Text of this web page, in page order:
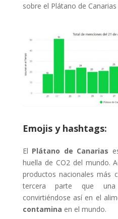
sobre el Plátano de
Emojis y hashtags:
El Plátano de Canarias
huella de CO2 del mundo.
productos nacionales más
tercera parte que una
convirtiéndose así en el
contamina en el mundo.